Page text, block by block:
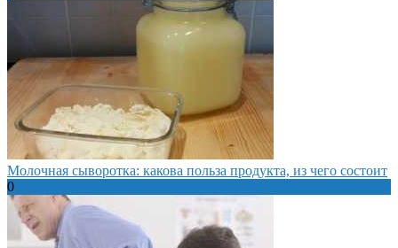
Молочная сыворотка: какова польза продукта, из чего состоит
0